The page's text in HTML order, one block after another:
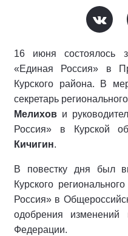
16 июня состоялось
«Единая Россия» в
Курского района. В
секретарь
Мелихов и
Россия» в Курской
Кичигин.
В повестку дня был
Курского
Россия» в
одобрения изменений
Федерации.